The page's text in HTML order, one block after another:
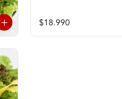
$18.990